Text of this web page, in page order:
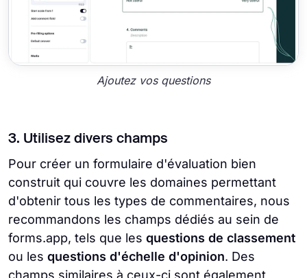
Ajoutez vos questions
3. Utilisez divers champs
Pour créer un formulaire d'évaluation bien
construit qui couvre les domaines permettant
d'obtenir tous les types de commentaires, nous
recommandons les champs dédiés au sein de
forms.app, tels que les questions de classement
ou les questions d'échelle d'opinion. Des
champs similaires à ceux-ci sont également